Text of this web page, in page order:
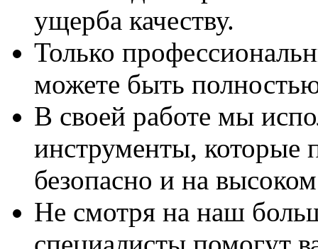
ущерба качеству.
Только
можете быть
В своей работе мы
инструменты, которые
безопасно и на
Не смотря на наш